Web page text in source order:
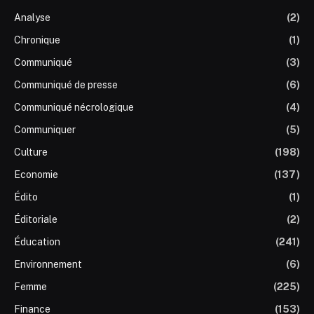
Analyse
(2)
Chronique
(1)
Communiqué
(3)
Communiqué de presse
(6)
Communiqué nécrologique
(4)
Communiquer
(5)
Culture
(198)
Economie
(137)
Édito
(1)
Éditoriale
(2)
Éducation
(241)
Environnement
(6)
Femme
(225)
Finance
(153)